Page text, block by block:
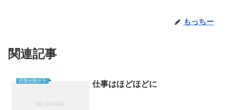
もっちー
関連記事
目指せ脱サラ 仕事はほどほどに